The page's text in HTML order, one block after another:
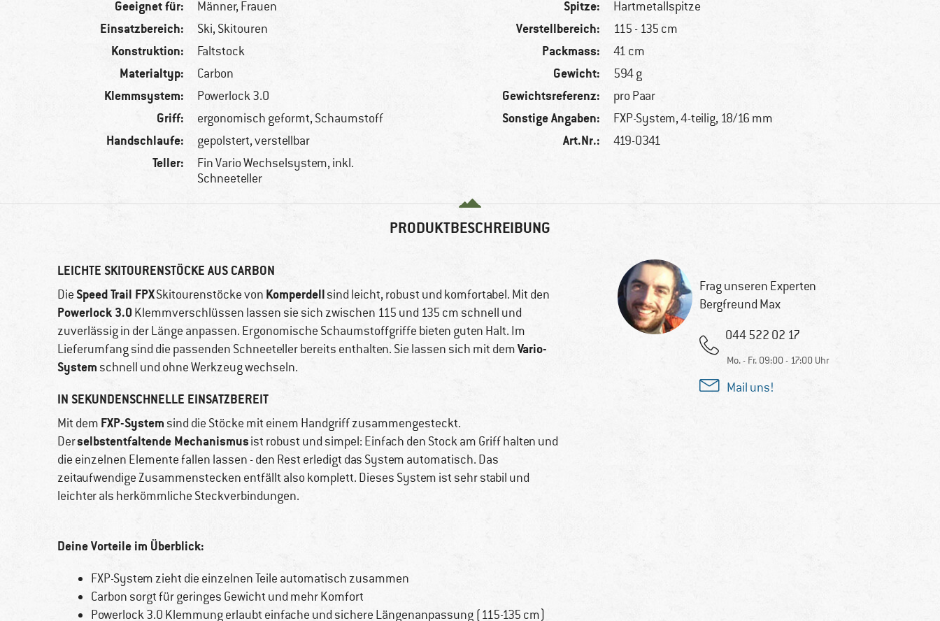
Geeignet für: Männer, Frauen
Einsatzbereich: Ski, Skitouren
Konstruktion: Faltstock
Materialtyp: Carbon
Klemmsystem: Powerlock 3.0
Griff: ergonomisch geformt, Schaumstoff
Handschlaufe: gepolstert, verstellbar
Teller:
Fin Vario Wechselsystem, inkl.
Schneeteller
Spitze: Hartmetallspitze
Verstellbereich: 115 - 135 cm
Packmass: 41 cm
Gewicht: 594 g
Gewichtsreferenz: pro Paar
Sonstige Angaben: FXP-System, 4-teilig, 18/16 mm
Art.Nr.: 419-0341
PRODUKTBESCHREIBUNG
LEICHTE SKITOURENSTÖCKE AUS CARBON
DieSpeed Trail FPXSkitourenstöcke von Komperdellsind leicht, robust und komfortabel. Mit den
Powerlock 3.0 Klemmverschlüssen lassen sie sich zwischen 115 und 135 cm schnell und
zuverlässig in der Länge anpassen. Ergonomische Schaumstoffgriffe bieten guten Halt. Im
Lieferumfang sind die passenden Schneeteller bereits enthalten. Sie lassen sich mit demVario-
System schnell und ohne Werkzeug wechseln.
IN SEKUNDENSCHNELLE EINSATZBEREIT
Mit dem FXP-System sind die Stöcke mit einem Handgriff zusammengesteckt.
Derselbstentfaltende Mechanismusist robust und simpel: Einfach den Stock am Griff halten und
die einzelnen Elemente fallen lassen - den Rest erledigt das System automatisch. Das
zeitaufwendige Zusammenstecken entfällt also komplett. Dieses System ist sehr stabil und
leichter als herkömmliche Steckverbindungen.
Deine Vorteile im Überblick:
FXP-System zieht die einzelnen Teile automatisch zusammen
Carbon sorgt für geringes Gewicht und mehr Komfort
Powerlock 3.0 Klemmung erlaubt einfache und sichere Längenanpassung (115-135 cm)
Frag unseren Experten
Bergfreund Max
044 522 02 17
Mo. - Fr. 09:00 - 17:00 Uhr
Mail uns!